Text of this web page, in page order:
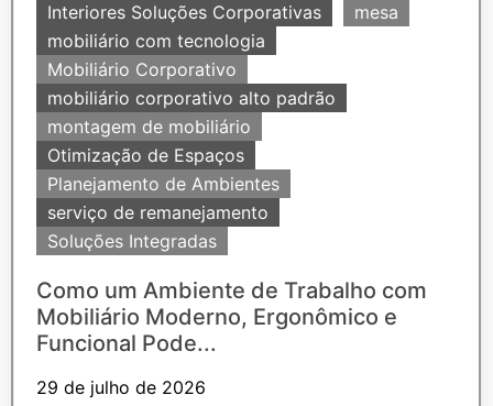
Interiores Soluções Corporativas
mesa
mobiliário com tecnologia
Mobiliário Corporativo
mobiliário corporativo alto padrão
montagem de mobiliário
Otimização de Espaços
Planejamento de Ambientes
serviço de remanejamento
Soluções Integradas
Como um Ambiente de Trabalho com
Mobiliário Moderno, Ergonômico e
Funcional Pode...
29 de julho de 2026